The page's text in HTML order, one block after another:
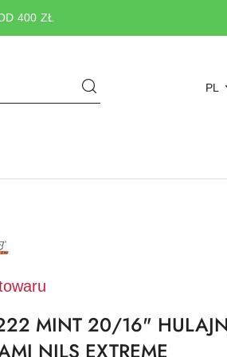
400 ZŁ
PL
MINT 20/16"
NILS EXTREME